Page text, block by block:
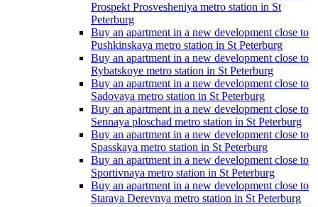
Prospekt Prosvesheniya metro station in St
Peterburg
Buy an apartment in a new development close to
Pushkinskaya metro station in St Peterburg
Buy an apartment in a new development close to
Rybatskoye metro station in St Peterburg
Buy an apartment in a new development close to
Sadovaya metro station in St Peterburg
Buy an apartment in a new development close to
Sennaya ploschad metro station in St Peterburg
Buy an apartment in a new development close to
Spasskaya metro station in St Peterburg
Buy an apartment in a new development close to
Sportivnaya metro station in St Peterburg
Buy an apartment in a new development close to
Staraya Derevnya metro station in St Peterburg